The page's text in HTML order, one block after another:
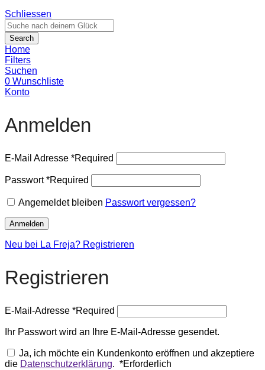
Schliessen
Search
Home
Filters
Suchen
0 Wunschliste
Konto
Anmelden
E-Mail Adresse *Required
Passwort*Required
Angemeldet bleiben Passwort vergessen?
Anmelden
Neu bei La Freja? Registrieren
Registrieren
E-Mail-Adresse *Required
Ihr Passwort wird an Ihre E-Mail-Adresse gesendet.
Ja, ich möchte ein Kundenkonto eröffnen und akzeptiere
die Datenschutzerklärung. *Erforderlich